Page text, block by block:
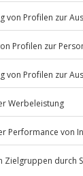
Terminen
Jochen
81671
München